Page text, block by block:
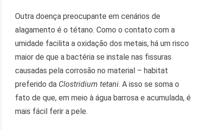
Outra doença preocupante em cenários de
alagamento é o tétano. Como o contato com a
umidade facilita a oxidação dos metais, há um risco
maior de que a bactéria se instale nas fissuras
causadas pela corrosão no material – habitat
preferido da Clostridium tetani. A isso se soma o
fato de que, em meio à água barrosa e acumulada, é
mais fácil ferir a pele.